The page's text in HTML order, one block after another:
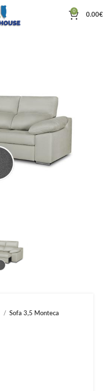
0
0.00€
Sofa 3,5 Monteca